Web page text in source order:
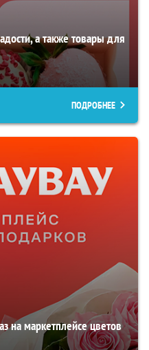
а также товары для
ПОДРОБНЕЕ
на маркетплейсе цветов